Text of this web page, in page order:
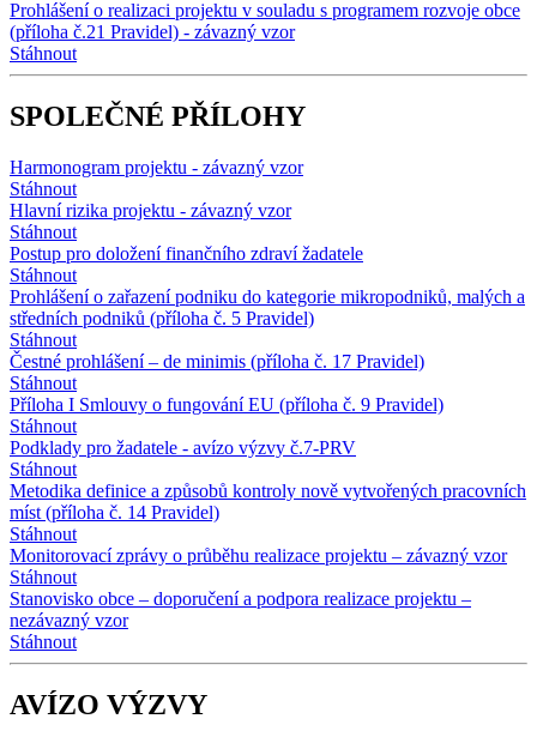
Prohlášení o realizaci projektu v souladu s programem rozvoje obce
(příloha č.21 Pravidel) - závazný vzor
Stáhnout
SPOLEČNÉ PŘÍLOHY
Harmonogram projektu - závazný vzor
Stáhnout
Hlavní rizika projektu - závazný vzor
Stáhnout
Postup pro doložení finančního zdraví žadatele
Stáhnout
Prohlášení o zařazení podniku do kategorie mikropodniků, malých a
středních podniků (příloha č. 5 Pravidel)
Stáhnout
Čestné prohlášení – de minimis (příloha č. 17 Pravidel)
Stáhnout
Příloha I Smlouvy o fungování EU (příloha č. 9 Pravidel)
Stáhnout
Podklady pro žadatele - avízo výzvy č.7-PRV
Stáhnout
Metodika definice a způsobů kontroly nově vytvořených pracovních
míst (příloha č. 14 Pravidel)
Stáhnout
Monitorovací zprávy o průběhu realizace projektu – závazný vzor
Stáhnout
Stanovisko obce – doporučení a podpora realizace projektu –
nezávazný vzor
Stáhnout
AVÍZO VÝZVY